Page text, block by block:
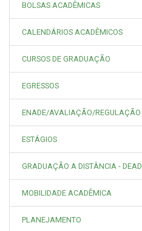
BOLSAS ACADÊMICAS
CALENDÁRIOS ACADÊMICOS
CURSOS DE GRADUAÇÃO
EGRESSOS
ENADE/AVALIAÇÃO/REGULAÇÃO
ESTÁGIOS
GRADUAÇÃO A DISTÂNCIA - DEAD
MOBILIDADE ACADÊMICA
PLANEJAMENTO